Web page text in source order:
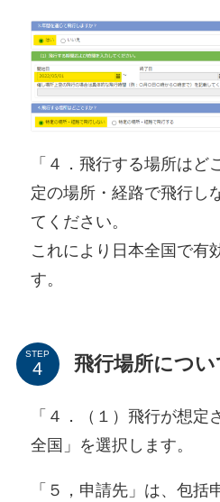
「４．飛行する場所は
定の場所・経路で飛行し
てください。
これにより日本全国で有
す。
STEP 飛行場所につい
「４．（１）飛行が想
全国」を選択します。
「５，申請先」は、包